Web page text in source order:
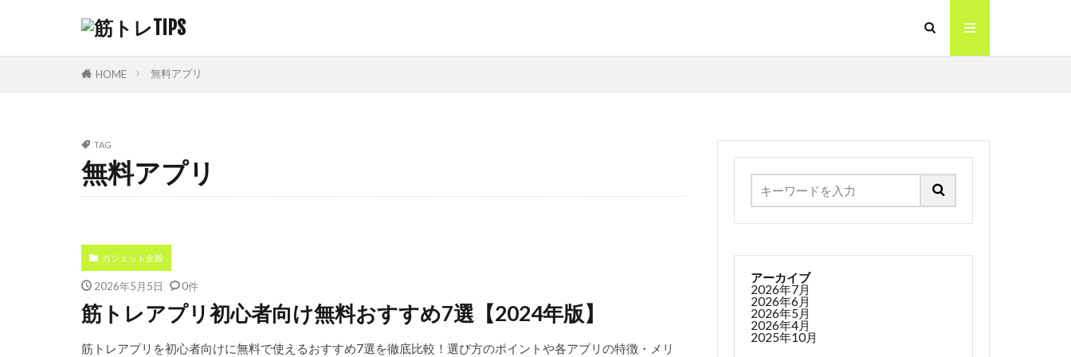
HOME 無料アプリ
TAG
無料アプリ
ガジェット全般
2026年5月5日 0件
筋トレアプリ初心者向け無料おすすめ7選【2024年版】
筋トレアプリを初心者向けに無料で使えるおすすめ7選を徹底比較！選び方のポイントや各アプリの特徴・メリ
アーカイブ
2026年7月
2026年6月
2026年5月
2026年4月
2025年10月